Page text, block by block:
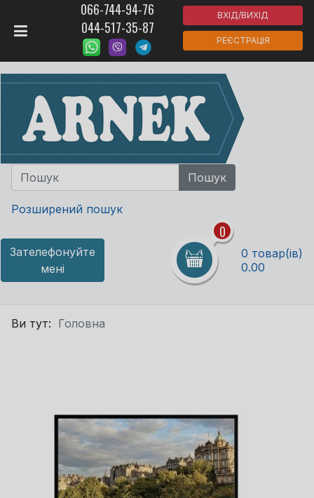
066-744-94-76
044-517-35-87
ВХІД/ВИХІД
РЕЄСТРАЦІЯ
Розширений пошук
Зателефонуйте
мені
0
0 товар(ів)
0.00
Ви тут: Головна